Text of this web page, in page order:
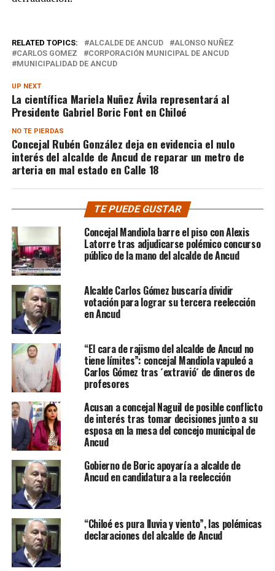
RELATED TOPICS: ALCALDE DE ANCUD
ALONSO NUÑEZ
CARLOS GOMEZ
CORPORACIÓN MUNICIPAL DE ANCUD
MUNICIPALIDAD DE ANCUD
UP NEXT
La científica Mariela Nuñez Ávila representará al
Presidente Gabriel Boric Font en Chiloé
NO TE PIERDAS
Concejal Rubén González deja en evidencia el nulo
interés del alcalde de Ancud de reparar un metro de
arteria en mal estado en Calle 18
TE PUEDE GUSTAR
Concejal Mandiola barre el piso con Alexis
Latorre tras adjudicarse polémico concurso
público de la mano del alcalde de Ancud
Alcalde Carlos Gómez buscaría dividir
votación para lograr su tercera reelección
en Ancud
“El cara de rajismo del alcalde de Ancud no
tiene límites”: concejal Mandiola vapuleó a
Carlos Gómez tras ´extravió´ de dineros de
profesores
Acusan a concejal Naguil de posible conflicto
de interés tras tomar decisiones junto a su
esposa en la mesa del concejo municipal de
Ancud
Gobierno de Boric apoyaría a alcalde de
Ancud en candidatura a la reelección
“Chiloé es pura lluvia y viento”, las polémicas
declaraciones del alcalde de Ancud